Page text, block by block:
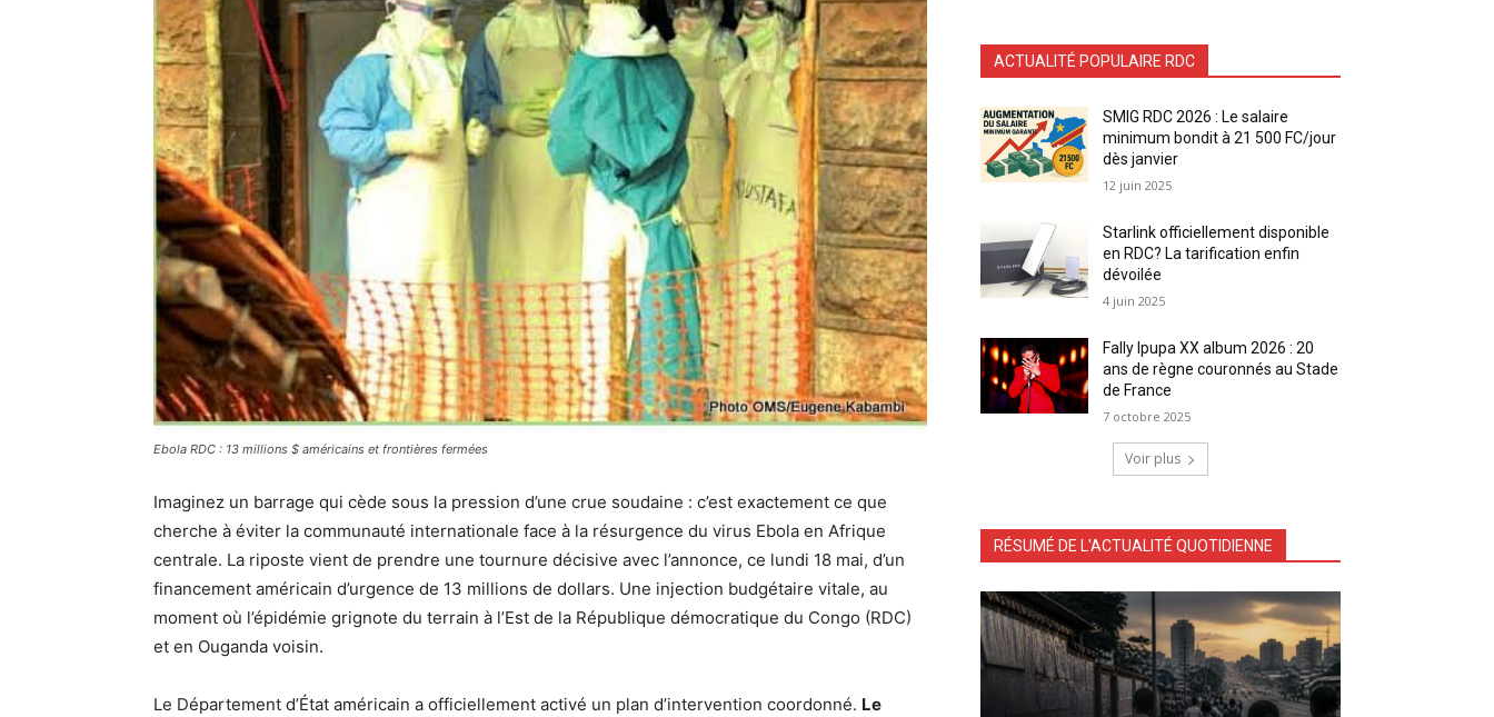
Ebola RDC : 13 millions $ américains et frontières fermées
Imaginez un barrage qui cède sous la pression d’une crue soudaine : c’est exactement ce que
cherche à éviter la communauté internationale face à la résurgence du virus Ebola en Afrique
centrale. La riposte vient de prendre une tournure décisive avec l’annonce, ce lundi 18 mai, d’un
financement américain d’urgence de 13 millions de dollars. Une injection budgétaire vitale, au
moment où l’épidémie grignote du terrain à l’Est de la République démocratique du Congo (RDC)
et en Ouganda voisin.
Le Département d’État américain a officiellement activé un plan d’intervention coordonné. Le
ACTUALITÉ POPULAIRE RDC
SMIG RDC 2026 : Le salaire
minimum bondit à 21 500 FC/jour
dès janvier
12 juin 2025
Starlink officiellement disponible
en RDC? La tarification enfin
dévoilée
4 juin 2025
Fally Ipupa XX album 2026 : 20
ans de règne couronnés au Stade
de France
7 octobre 2025
Voir plus
RÉSUMÉ DE L'ACTUALITÉ QUOTIDIENNE